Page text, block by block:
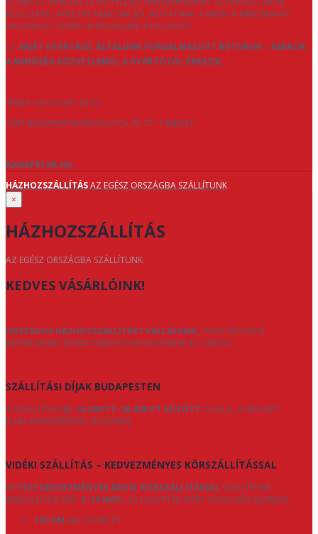
KÉSZÜLNEK, AMELYEK NEMCSAK JÓL MUTATNAK, HANEM A MINDENNAPI
HASZNÁLAT SORÁN IS MEGÁLLJÁK A HELYÜKET.
👉 SAJÁT GYÁRTÁSÚ, ÁLTALUNK FORGALMAZOTT BÚTOROK – AMIKOR
A MINŐSÉG KÖZVETLENÜL A GYÁRTÓTÓL ÉRKEZIK.
TÍMEA +36 20 561 46 33
1047 BUDAPEST BAROSS UTCA 75-77. 1 EMELET
KANAPETAR.HU
HÁZHOZSZÁLLÍTÁSAZ EGÉSZ ORSZÁGBA SZÁLLÍTUNK
×
HÁZHOZSZÁLLÍTÁS
AZ EGÉSZ ORSZÁGBA SZÁLLÍTUNK
KEDVES VÁSÁRLÓINK!
ORSZÁGOS HÁZHOZSZÁLLÍTÁST VÁLLALUNK, HOGY BÚTORAI
KÉNYELMESEN ÉS BIZTONSÁGOSAN JUSSANAK EL ÖNHÖZ.
SZÁLLÍTÁSI DÍJAK BUDAPESTEN
A SZÁLLÍTÁS DÍJA16.000 FT–30.000 FT KÖZÖTT ALAKUL, A KERÜLET
ELHELYEZKEDÉSÉTŐL FÜGGŐEN.
VIDÉKI SZÁLLÍTÁS – KEDVEZMÉNYES KÖRSZÁLLÍTÁSSAL
VIDÉKRE KEDVEZMÉNYES ÁRON, KÖRSZÁLLÍTÁSSAL SZÁLLÍTUNK
(KISZÁLLÍTÁSI IDŐ: 2–10 NAP), AZ ÜZLETTŐL MÉRT TÁVOLSÁG ALAPJÁN:
100 KM-IG: 32.000 FT